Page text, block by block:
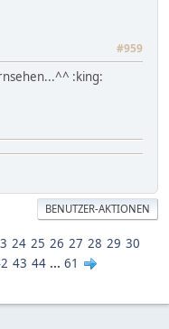
#959
:king:
BENUTZER-AKTIONEN
24 25 26 27 28 29 30
43 44 ... 61